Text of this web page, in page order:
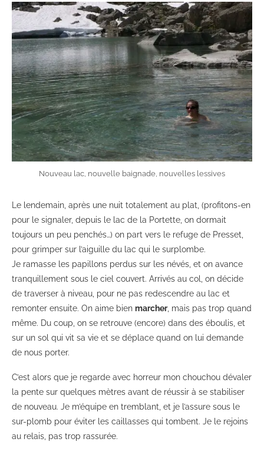
Nouveau lac, nouvelle baignade, nouvelles lessives
Le lendemain, après une nuit totalement au plat, (profitons-en
pour le signaler, depuis le lac de la Portette, on dormait
toujours un peu penchés…) on part vers le refuge de Presset,
pour grimper sur l’aiguille du lac qui le surplombe.
Je ramasse les papillons perdus sur les névés, et on avance
tranquillement sous le ciel couvert. Arrivés au col, on décide
de traverser à niveau, pour ne pas redescendre au lac et
remonter ensuite. On aime bien marcher, mais pas trop quand
même. Du coup, on se retrouve (encore) dans des éboulis, et
sur un sol qui vit sa vie et se déplace quand on lui demande
de nous porter.
C’est alors que je regarde avec horreur mon chouchou dévaler
la pente sur quelques mètres avant de réussir à se stabiliser
de nouveau. Je m’équipe en tremblant, et je l’assure sous le
sur-plomb pour éviter les caillasses qui tombent. Je le rejoins
au relais, pas trop rassurée.